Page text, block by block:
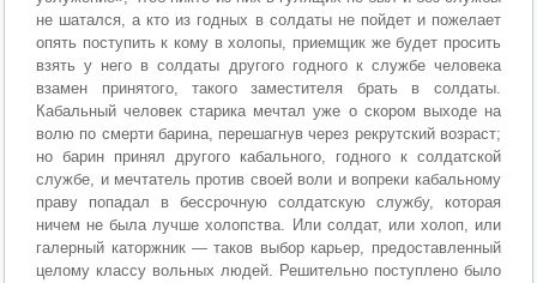
не шатался, а кто из годных в солдаты не пойдет и пожелает
опять поступить к кому в холопы, приемщик же будет просить
взять у него в солдаты другого годного к службе человека
взамен принятого, такого заместителя брать в солдаты.
Кабальный человек старика мечтал уже о скором выходе на
волю по смерти барина, перешагнув через рекрутский возраст;
но барин принял другого кабального, годного к солдатской
службе, и мечтатель против своей воли и вопреки кабальному
праву попадал в бессрочную солдатскую службу, которая
ничем не была лучше холопства. Или солдат, или холоп, или
галерный каторжник — таков выбор карьер, предоставленный
целому классу вольных людей. Решительно поступлено было